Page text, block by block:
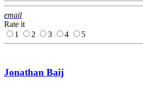
email
Rate it
1
2 3 4 5
Jonathan Baij